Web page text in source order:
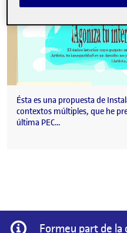
Ésta es una propuesta de
contextos múltiples, que he
última PEC…
Informació
Formeu part de la